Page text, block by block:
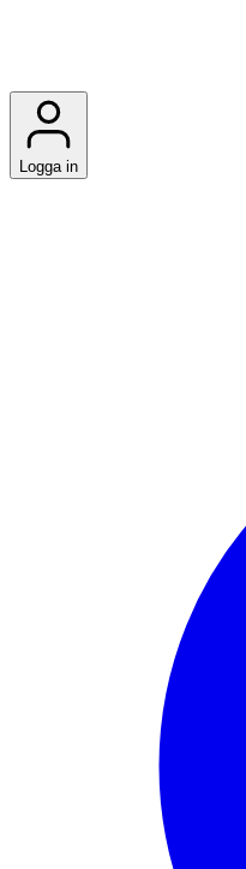
Logga in